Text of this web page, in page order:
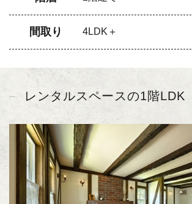
間取り 4LDK＋
レンタルスペースの1階LDK